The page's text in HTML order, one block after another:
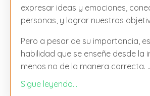
expresar ideas y emociones,
personas, y lograr nuestros
Pero a pesar de su importancia,
habilidad que se enseñe desde la
menos no de la manera correcta.
Sigue leyendo...